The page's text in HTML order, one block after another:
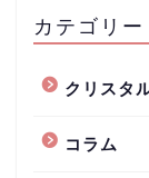
カテゴリー
クリスタ
コラム